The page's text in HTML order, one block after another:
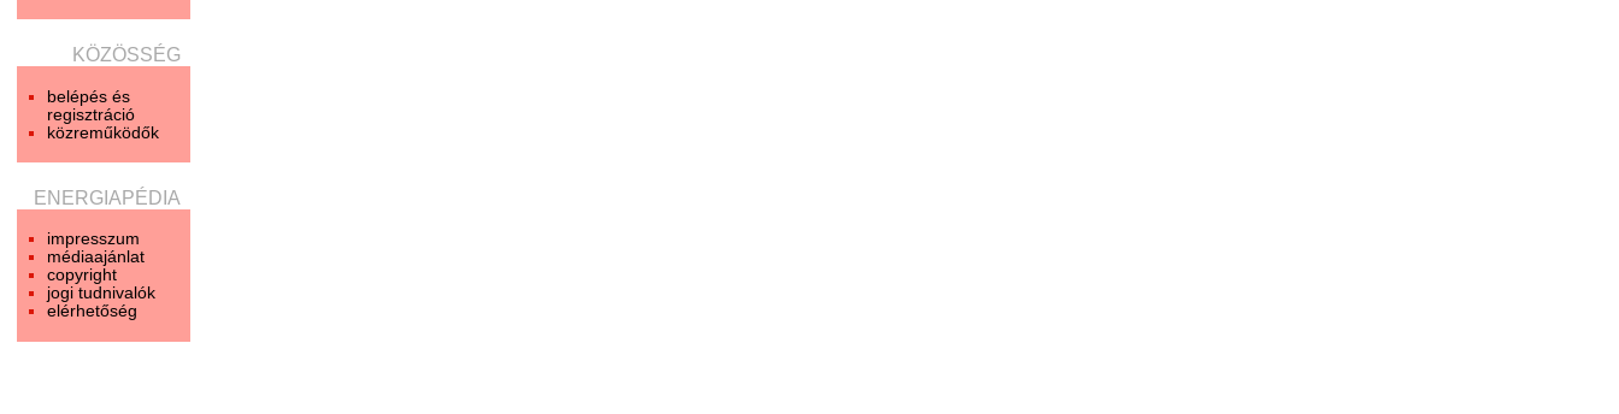
KÖZÖSSÉG
belépés és
regisztráció
közreműködők
ENERGIAPÉDIA
impresszum
médiaajánlat
copyright
jogi tudnivalók
elérhetőség